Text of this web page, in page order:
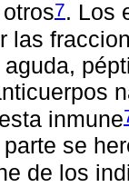
7. Los
las
inmune
se
de los